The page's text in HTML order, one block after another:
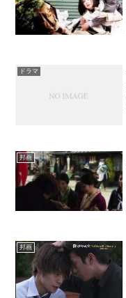
ドラマ
邦画
邦画